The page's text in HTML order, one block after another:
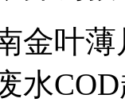
金叶
水